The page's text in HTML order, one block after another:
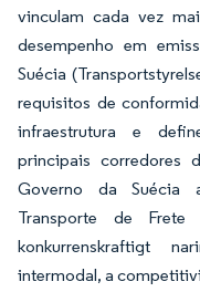
vinculam cada vez
desempenho em
Suécia
requisitos de
infraestrutura e
principais corredores
Governo da Suécia
Transporte de
konkurrenskraftigt
intermodal, a